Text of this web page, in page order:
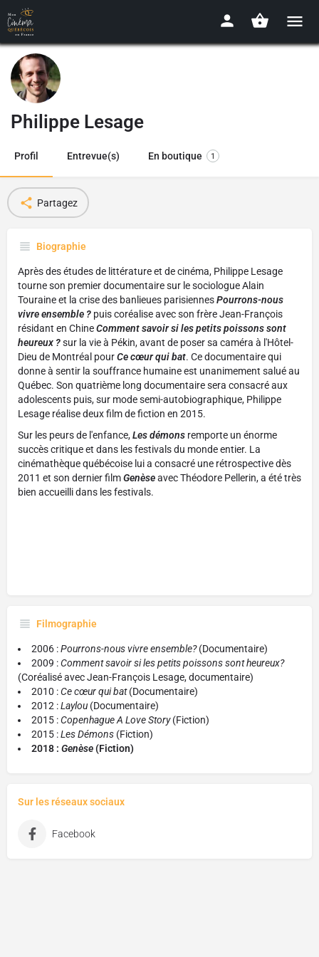
Philippe Lesage
Profil Entrevue(s) En boutique 1
Partagez
Biographie
Après des études de littérature et de cinéma, Philippe Lesage
tourne son premier documentaire sur le sociologue Alain
Touraine et la crise des banlieues parisiennesPourrons-nous
vivre ensemble ? puis coréalise avec son frère Jean-François
résidant en ChineComment savoir si les petits poissons sont
heureux ?sur la vie à Pékin, avant de poser sa caméra à l'Hôtel-
Dieu de Montréal pourCe cœur qui bat. Ce documentaire qui
donne à sentir la souffrance humaine est unanimement salué au
Québec. Son quatrième long documentaire sera consacré aux
adolescents puis, sur mode semi-autobiographique, Philippe
Lesage réalise deux film de fiction en 2015.
Sur les peurs de l'enfance,Les démons remporte un énorme
succès critique et dans les festivals du monde entier. La
cinémathèque québécoise lui a consacré une rétrospective dès
2011 et son dernier filmGenèseavec Théodore Pellerin, a été très
bien accueilli dans les festivals.
Filmographie
2006 :Pourrons-nous vivre ensemble?(Documentaire)
2009 :Comment savoir si les petits poissons sont heureux?
(Coréalisé avec Jean-François Lesage, documentaire)
2010 :Ce cœur qui bat(Documentaire)
2012 :Laylou (Documentaire)
2015 :Copenhague A Love Story(Fiction)
2015 :Les Démons (Fiction)
2018 : Genèse (Fiction)
Sur les réseaux sociaux
Facebook